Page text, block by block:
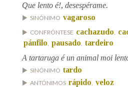
Contén
BUSCAR NO CONTIDO
Nas definicións
Que lento é!, desespérame.
SINÓNIMO vagaroso
CONFRÓNTESE cachazudo
pánfilo pausado tardeiro
A tartaruga é un animal moi
SINÓNIMO tardo
ANTÓNIMOS rápido veloz